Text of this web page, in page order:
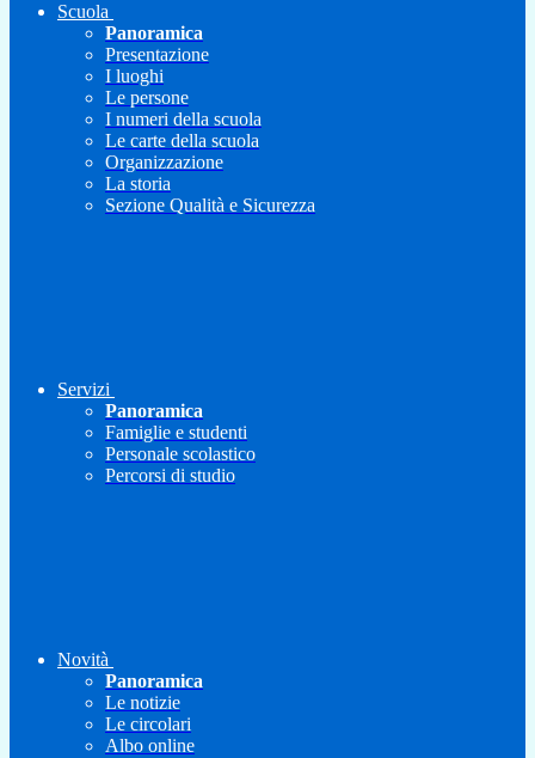
Scuola
Panoramica
Presentazione
I luoghi
Le persone
I numeri della scuola
Le carte della scuola
Organizzazione
La storia
Sezione Qualità e Sicurezza
Servizi
Panoramica
Famiglie e studenti
Personale scolastico
Percorsi di studio
Novità
Panoramica
Le notizie
Le circolari
Albo online